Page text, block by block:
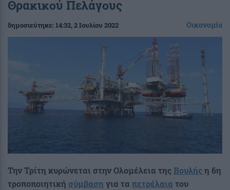
Θρακικού Πελάγους
δημοσιεύτηκε:14:32, 2 Ιουλίου 2022 Οικονομία
Την Τρίτη κυρώνεται στην Ολομέλεια τηςΒουλήςη 6η
τροποποιητική σύμβαση για τα πετρέλαια του